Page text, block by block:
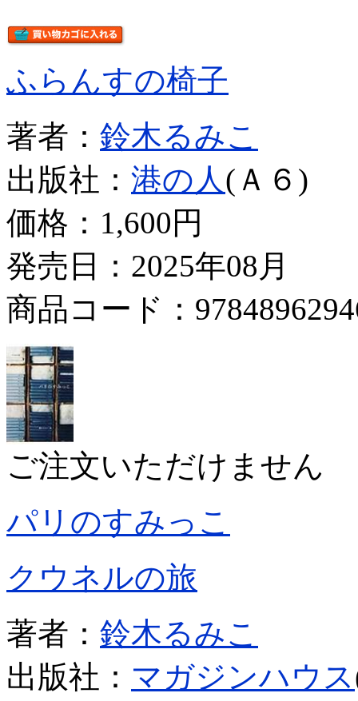
ふらんすの椅子
著者： 鈴木るみこ
出版社： 港の人(Ａ６)
価格： 1,600円
発売日：2025年08月
商品コード：
ご注文いただけません
パリのすみっこ
クウネルの旅
著者： 鈴木るみこ
出版社： マガジンハウス